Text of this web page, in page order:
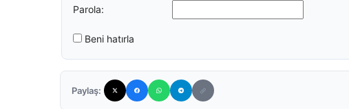
Parola:
Beni hatırla
Paylaş: